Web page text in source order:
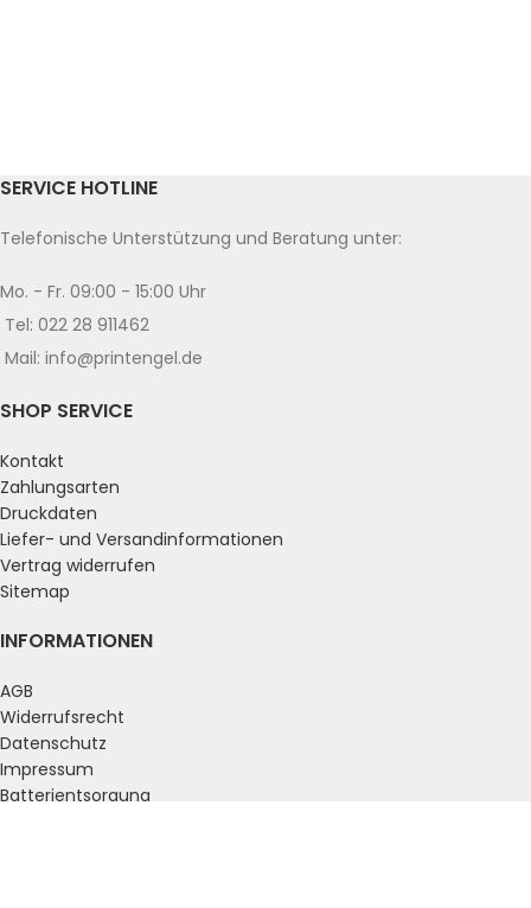
SERVICE HOTLINE
Telefonische Unterstützung und Beratung unter:
Mo. - Fr. 09:00 - 15:00 Uhr
Tel: 022 28 911462
Mail: info@printengel.de
SHOP SERVICE
Kontakt
Zahlungsarten
Druckdaten
Liefer- und Versandinformationen
Vertrag widerrufen
Sitemap
INFORMATIONEN
AGB
Widerrufsrecht
Datenschutz
Impressum
Batterientsorgung